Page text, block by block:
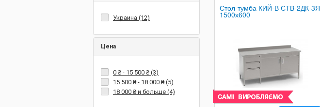
Стол-тумба КИЙ-В СТВ-2ДК-3Я
1500х600
Украина (12)
Цена
0 ₴- 15 500 ₴(3)
15 500 ₴- 18 000 ₴(5)
18 000 ₴и больше (4)